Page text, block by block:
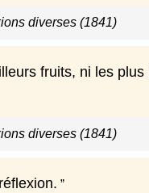
diverses (1841)
fruits, ni les
diverses (1841)